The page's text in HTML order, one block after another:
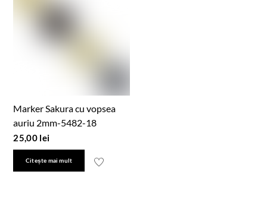
Marker Sakura cu vopsea
auriu 2mm-5482-18
25,00 lei
Citește mai mult